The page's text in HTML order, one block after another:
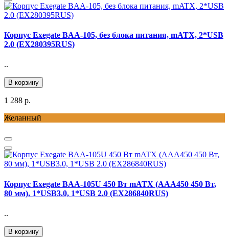
Корпус Exegate BAA-105, без блока питания, mATX, 2*USB
2.0 (EX280395RUS)
..
В корзину
1 288 р.
Желанный
Корпус Exegate BAA-105U 450 Вт mATX (AAA450 450 Вт,
80 мм), 1*USB3.0, 1*USB 2.0 (EX286840RUS)
..
В корзину